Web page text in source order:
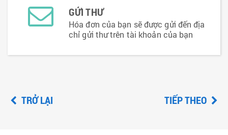
GỬI THƯ
Hóa đơn của bạn sẽ được gửi đến địa
chỉ gửi thư trên tài khoản của bạn
TRỞ LẠI TIẾP THEO